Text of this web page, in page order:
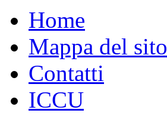
Home
Mappa del sito
Contatti
ICCU